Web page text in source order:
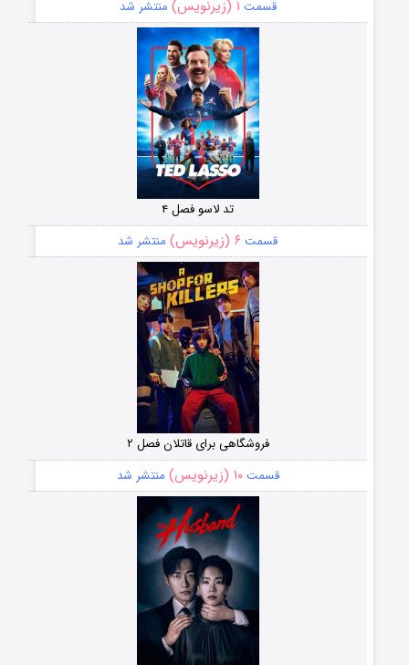
قسمت ۱ (زیرنویس) منتشر شد
تد لاسو فصل ۴
قسمت ۶ (زیرنویس) منتشر شد
فروشگاهی برای قاتلان فصل ۲
قسمت۱۰ (زیرنویس) منتشر شد